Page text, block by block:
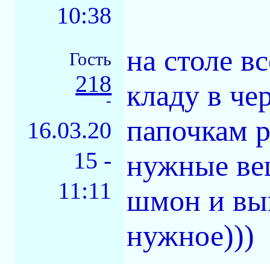
10:38
Гость
218
-
16.03.20
15 -
11:11
на столе
кладу в
папочкам
нужные
шмон и
нужное)))